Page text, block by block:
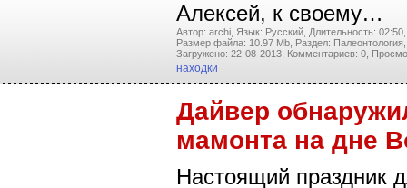
Алексей, к своему…
Автор: archi, Язык: Русский, Длительность: 02:50,
Размер файла: 10.97 Mb, Раздел: Палеонтология,
Загружено: 22-08-2013, Комментариев: 0,
находки
Дайвер
мамонта на дне
Настоящий праздник